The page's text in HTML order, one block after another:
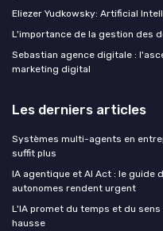
Eliezer Yudkowsky: Artificial
L'importance de la gestion des
Sebastian agence digitale :
marketing digital
Les derniers articles
Systèmes multi-agents en
suffit plus
IA agentique et AI Act : le guide
autonomes rendent urgent
L'IA promet du temps et du
hausse